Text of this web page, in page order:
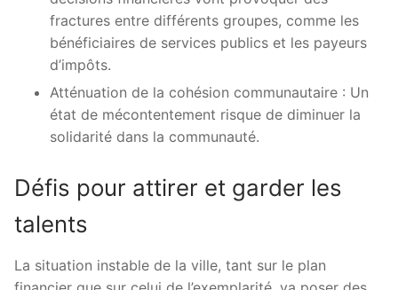
fractures entre différents groupes, comme les
bénéficiaires de services publics et les payeurs
d’impôts.
Atténuation de la cohésion communautaire : Un
état de mécontentement risque de diminuer la
solidarité dans la communauté.
Défis pour attirer et garder les
talents
La situation instable de la ville, tant sur le plan